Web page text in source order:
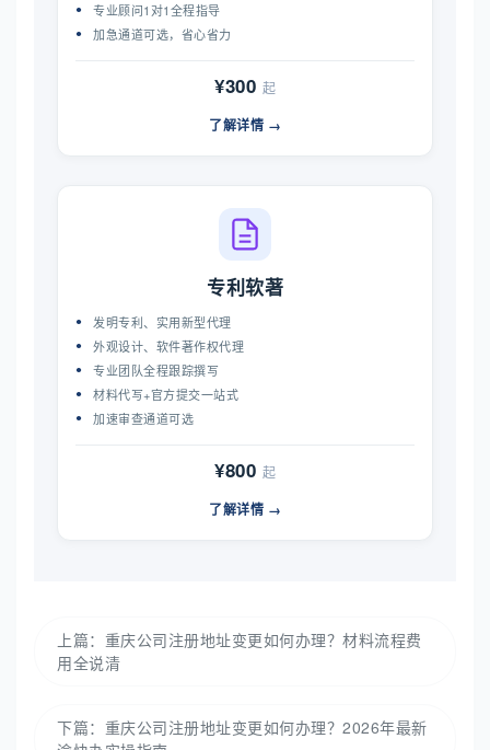
专业顾问1对1全程指导
加急通道可选，省心省力
¥300 起
了解详情 →
专利软著
发明专利、实用新型代理
外观设计、软件著作权代理
专业团队全程跟踪撰写
材料代写+官方提交一站式
加速审查通道可选
¥800 起
了解详情 →
上篇： 重庆公司注册地址变更如何办理？材料流程费
用全说清
下篇： 重庆公司注册地址变更如何办理？2026年最新